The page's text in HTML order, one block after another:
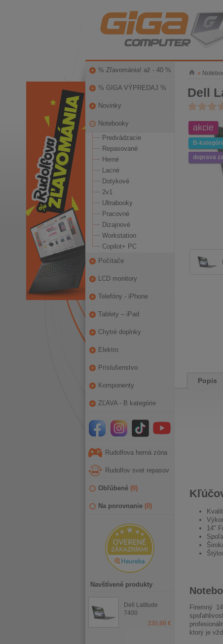
% Zľavománia! až - 40 %
% GIGA VÝPREDAJ %
Novinky
Notebooky
Predvádzacie
Repasované
Herné
Lacné
Dotykové
2v1
Ultrabooky
Pracovné
Dizajnové
Workstation
Copilot+ PC
Počítače
LCD monitory
Telefóny - iPhone
Tablety – iPad
Chytré doplnky
Elektro
Príslušenstvo
Komponenty
ZĽAVA - B kategórie
Rudolfova herná zóna
Rudolfov svet repasov
Obľúbené (0)
Na porovnanie (0)
Navštívené produkty
Dell Latitude
7400
330,88 €
»
Dell
akcie
B-
doprava
Popis
14"
Firemný
ktorý je